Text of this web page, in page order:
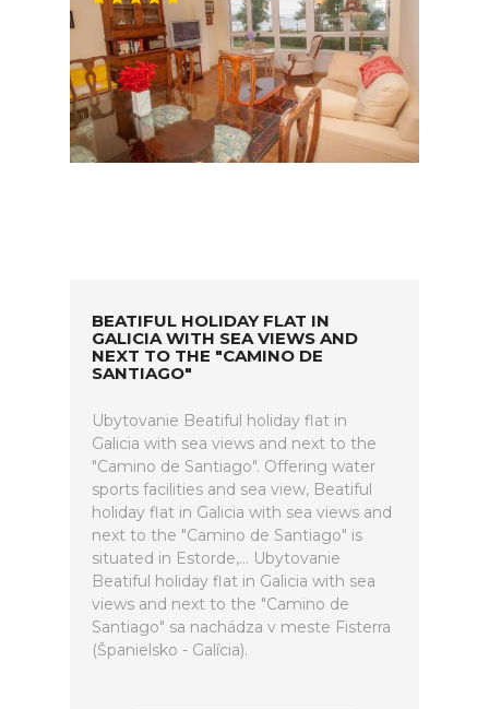
BEATIFUL HOLIDAY FLAT IN
GALICIA WITH SEA VIEWS AND
NEXT TO THE "CAMINO DE
SANTIAGO"
Ubytovanie Beatiful holiday flat in
Galicia with sea views and next to the
"Camino de Santiago". Offering water
sports facilities and sea view, Beatiful
holiday flat in Galicia with sea views and
next to the "Camino de Santiago" is
situated in Estorde,... Ubytovanie
Beatiful holiday flat in Galicia with sea
views and next to the "Camino de
Santiago" sa nachádza v meste Fisterra
(Španielsko - Galícia).